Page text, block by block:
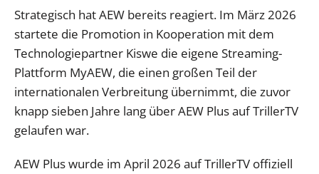
Strategisch hat AEW bereits reagiert. Im März 2026
startete die Promotion in Kooperation mit dem
Technologiepartner Kiswe die eigene Streaming-
Plattform MyAEW, die einen großen Teil der
internationalen Verbreitung übernimmt, die zuvor
knapp sieben Jahre lang über AEW Plus auf TrillerTV
gelaufen war.
AEW Plus wurde im April 2026 auf TrillerTV offiziell